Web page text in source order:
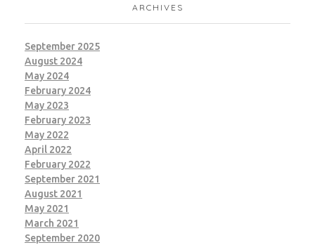
ARCHIVES
September 2025
August 2024
May 2024
February 2024
May 2023
February 2023
May 2022
April 2022
February 2022
September 2021
August 2021
May 2021
March 2021
September 2020